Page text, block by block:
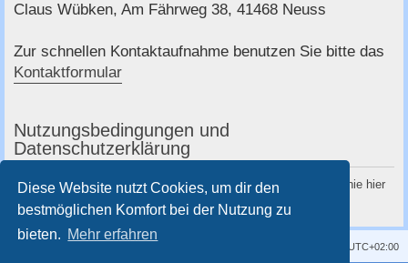
Diese Website nutzt Cookies, um dir den
bestmöglichen Komfort bei der Nutzung zu
bieten. Mehr erfahren
Claus Wübken, Am Fährweg 38, 41468 Neuss
Zur schnellen Kontaktaufnahme benutzen Sie bitte das
Kontaktformular
Nutzungsbedingungen und
Datenschutzerklärung
Du kannst die Nutzungsbedingungen und die Datenschutzrichtlinie hier
nachlesen:Nutzungsbedingungen und Datenschutzerklärung
UTC+02:00